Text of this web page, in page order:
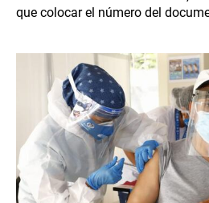
que colocar el número del